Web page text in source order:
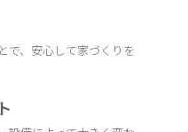
で、安心して家づくりを